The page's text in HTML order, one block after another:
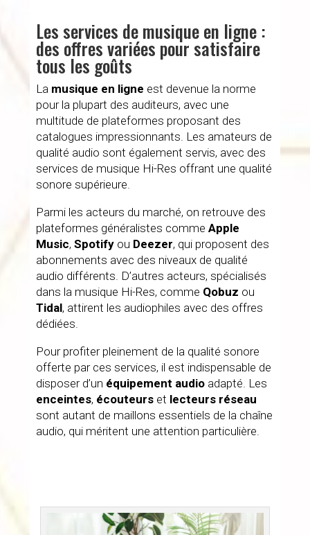
Les services de musique en ligne :
des offres variées pour satisfaire
tous les goûts
La musique en ligne est devenue la norme
pour la plupart des auditeurs, avec une
multitude de plateformes proposant des
catalogues impressionnants. Les amateurs de
qualité audio sont également servis, avec des
services de musique Hi-Res offrant une qualité
sonore supérieure.
Parmi les acteurs du marché, on retrouve des
plateformes généralistes comme Apple
Music, Spotifyou Deezer, qui proposent des
abonnements avec des niveaux de qualité
audio différents. D’autres acteurs, spécialisés
dans la musique Hi-Res, comme Qobuz ou
Tidal, attirent les audiophiles avec des offres
dédiées.
Pour profiter pleinement de la qualité sonore
offerte par ces services, il est indispensable de
disposer d’un équipement audioadapté. Les
enceintes, écouteurset lecteurs réseau
sont autant de maillons essentiels de la chaîne
audio, qui méritent une attention particulière.